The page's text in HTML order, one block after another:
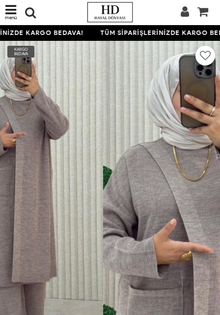
menü
KARGO BEDAVA! TÜM SİPARİŞLERİNİZDE KARGO
KARGO
BEDAVA